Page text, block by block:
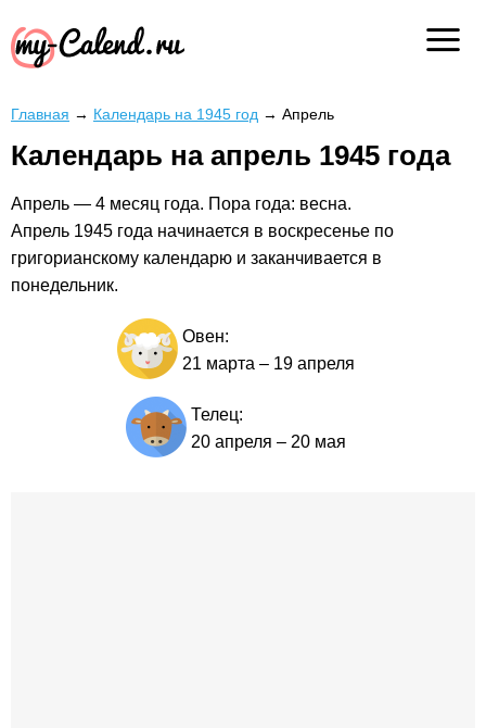
Главная → Календарь на 1945 год → Апрель
Календарь на апрель 1945 года
Апрель — 4 месяц года. Пора года: весна.
Апрель 1945 года начинается в воскресенье по
григорианскому календарю и заканчивается в
понедельник.
Овен:
21 марта – 19 апреля
Телец:
20 апреля – 20 мая